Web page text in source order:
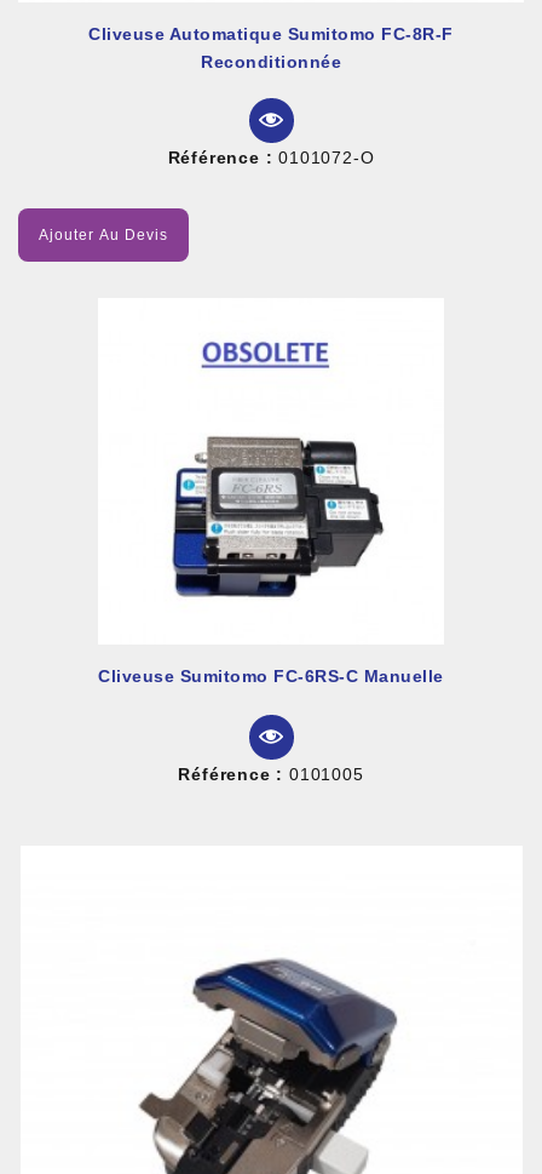
Cliveuse Automatique Sumitomo FC-8R-F
Reconditionnée
Référence : 0101072-O
Ajouter Au Devis
Cliveuse Sumitomo FC-6RS-C Manuelle
Référence : 0101005